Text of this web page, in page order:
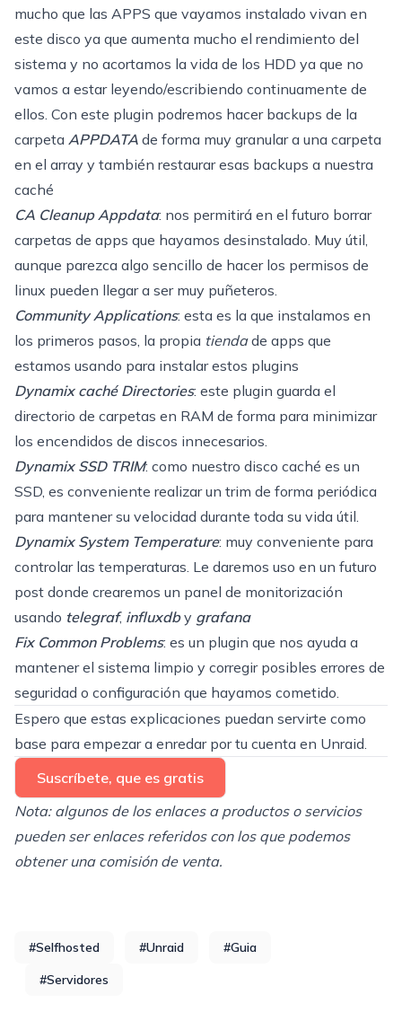
mucho que las APPS que vayamos instalado vivan en
este disco ya que aumenta mucho el rendimiento del
sistema y no acortamos la vida de los HDD ya que no
vamos a estar leyendo/escribiendo continuamente de
ellos. Con este plugin podremos hacer backups de la
carpeta APPDATA de forma muy granular a una carpeta
en el array y también restaurar esas backups a nuestra
caché
CA Cleanup Appdata: nos permitirá en el futuro borrar
carpetas de apps que hayamos desinstalado. Muy útil,
aunque parezca algo sencillo de hacer los permisos de
linux pueden llegar a ser muy puñeteros.
Community Applications: esta es la que instalamos en
los primeros pasos , la propia tiendade apps que
estamos usando para instalar estos plugins
Dynamix caché Directories: este plugin guarda el
directorio de carpetas en RAM de forma para minimizar
los encendidos de discos innecesarios.
Dynamix SSD TRIM: como nuestro disco caché es un
SSD, es conveniente realizar un trim de forma periódica
para mantener su velocidad durante toda su vida útil.
Dynamix System Temperature: muy conveniente para
controlar las temperaturas. Le daremos uso en un futuro
post donde crearemos un panel de monitorización
usando telegraf, influxdby grafana
Fix Common Problems: es un plugin que nos ayuda a
mantener el sistema limpio y corregir posibles errores de
seguridad o configuración que hayamos cometido.
Espero que estas explicaciones puedan servirte como
base para empezar a enredar por tu cuenta en Unraid.
Suscríbete, que es gratis
Nota: algunos de los enlaces a productos o servicios
pueden ser enlaces referidos con los que podemos
obtener una comisión de venta.
#Selfhosted #Unraid
#Guia
#Servidores